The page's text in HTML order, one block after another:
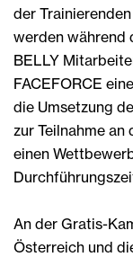
der
werden während
BELLY
FACEFORCE
die Umsetzung
zur Teilnahme
einen
An der Gratis-
Österreich und